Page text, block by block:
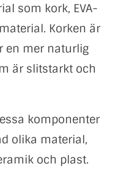
som kork, EVA-
Korken är
en mer naturlig
är slitstarkt och
komponenter
olika material,
och plast.